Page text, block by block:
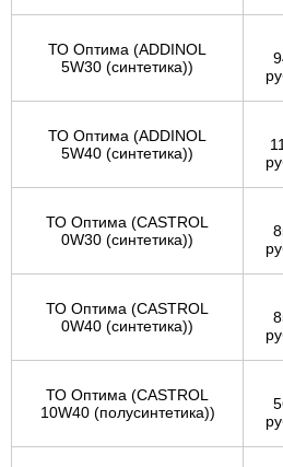
ТО Оптима (ADDINOL
5W30 (синтетика))
ТО Оптима (ADDINOL
5W40 (синтетика))
ТО Оптима (CASTROL
0W30 (синтетика))
ТО Оптима (CASTROL
0W40 (синтетика))
ТО Оптима (CASTROL
10W40 (полусинтетика))